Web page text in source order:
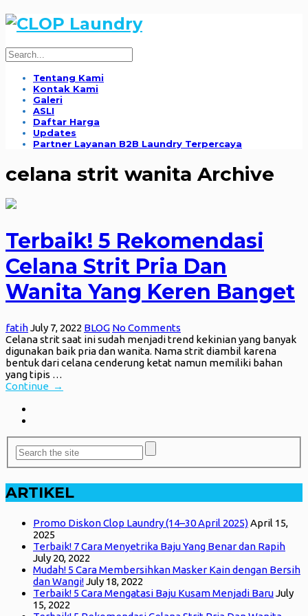
Tentang Kami
Kontak Kami
Galeri
ASLI
Daftar Harga
Updates
Partner Layanan B2B Laundry Terpercaya
celana strit wanita Archive
Terbaik! 5 Rekomendasi
Celana Strit Pria Dan
Wanita Yang Keren Banget
fatihJuly 7, 2022 BLOG No Comments
Celana strit saat ini sudah menjadi trend kekinian yang banyak
digunakan baik pria dan wanita. Nama strit diambil karena
bentuk dari celana cenderung ketat namun memiliki bahan
yang tipis …
Continue →
ARTIKEL
Promo Diskon Clop Laundry (14–30 April 2025)April 15,
2025
Terbaik! 7 Cara Menyetrika Baju Yang Benar dan Rapih
July 20, 2022
Mudah! 5 Cara Membersihkan Masker Kain dengan Bersih
dan Wangi!July 18, 2022
Terbaik! 5 Cara Mengatasi Baju Kusam Menjadi BaruJuly
15, 2022